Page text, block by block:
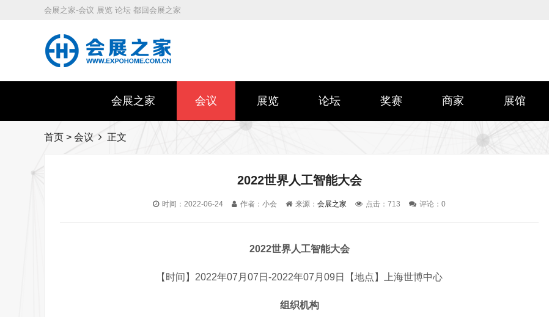
会展之家-会议 展览 论坛 都回会展之家
会展之家 会议 展览 论坛 奖赛 商家 展馆
首页 > 会议 正文
2022世界人工智能大会
时间：2022-06-24 作者：小会 来源： 会展之家 点击： 713 评论： 0
2022世界人工智能大会
【时间】2022年07月07日-2022年07月09日【地点】上海世博中心
组织机构